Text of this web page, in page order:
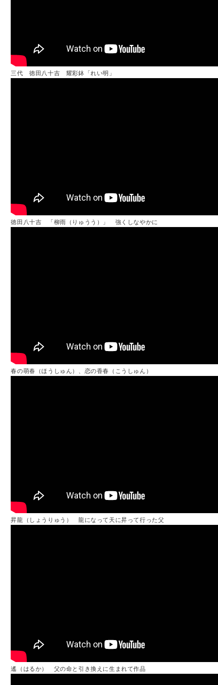
三代 徳田八十吉 耀彩鉢「れい明」
徳田八十吉 「柳雨（りゅうう）」 強くしなやかに
春の萌春（ほうしゅん）、恋の香春（こうしゅん）
昇龍（しょうりゅう） 龍になって天に昇って行った父
遙（はるか） 父の命と引き換えに生まれて作品